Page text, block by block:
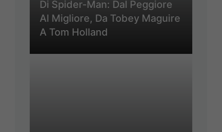
Di Spider-Man: Dal Peggiore
Al Migliore, Da Tobey Maguire
A Tom Holland